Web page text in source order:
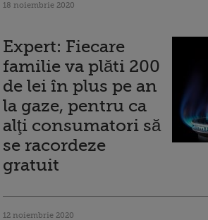
18 noiembrie 2020
Expert: Fiecare
familie va plăti 200
de lei în plus pe an
la gaze, pentru ca
alţi consumatori să
se racordeze
gratuit
12 noiembrie 2020